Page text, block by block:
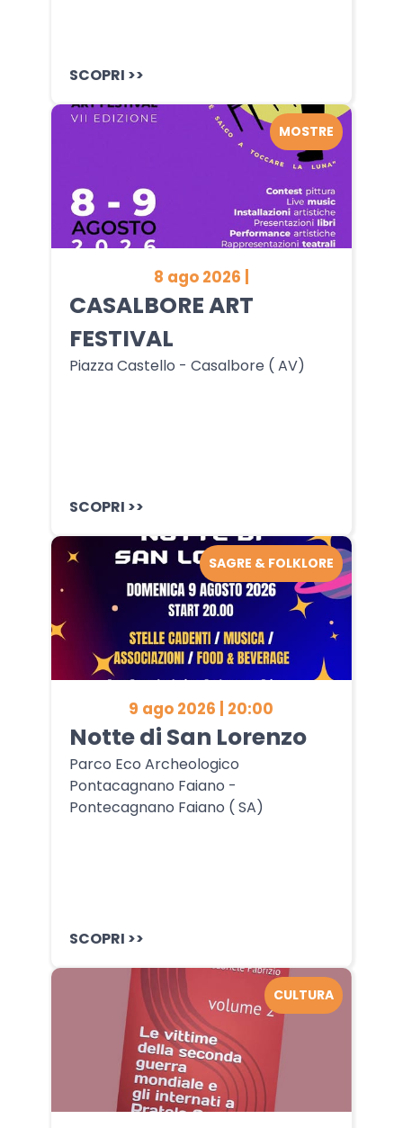
SCOPRI >>
8 ago 2026 |
CASALBORE ART
FESTIVAL
Piazza Castello - Casalbore ( AV)
SCOPRI >>
MOSTRE
9 ago 2026 | 20:00
Notte di San Lorenzo
Parco Eco Archeologico
Pontacagnano Faiano -
Pontecagnano Faiano ( SA)
SCOPRI >>
SAGRE & FOLKLORE
CULTURA